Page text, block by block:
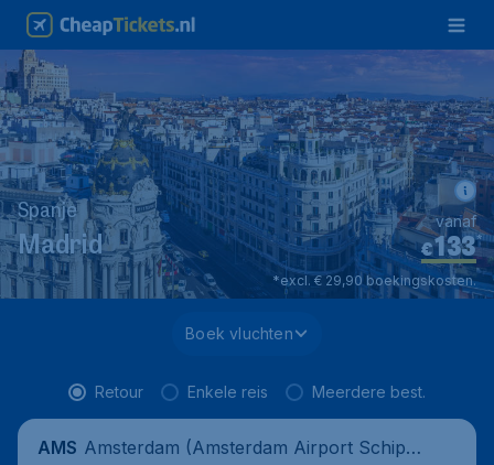
Spanje
Madrid €133*
vanaf
*excl. € 29,90 boekingskosten.
Boek vluchten
Retour Enkele reis Meerdere best.
AMS Amsterdam (Amsterdam Airport Schipho